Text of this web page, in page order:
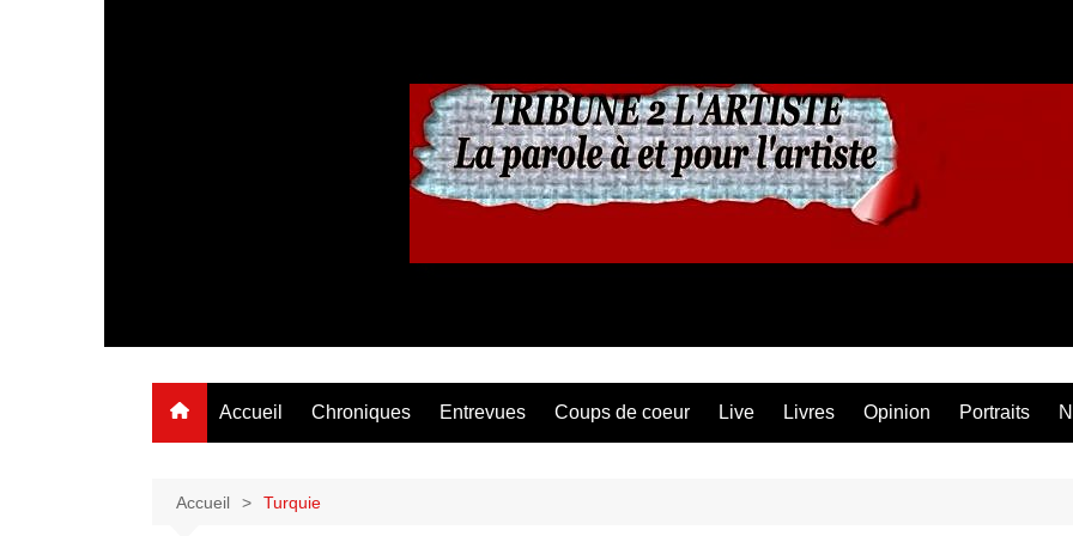
Accueil Chroniques Entrevues Coups de coeur Live Livres Opinion Portraits
Accueil Turquie